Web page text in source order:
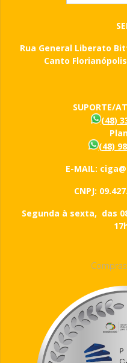
Rua General Liberato
Canto
SUPORTE/
(48)
(48)
E-MAIL:
CNPJ:
Segunda à sexta, das